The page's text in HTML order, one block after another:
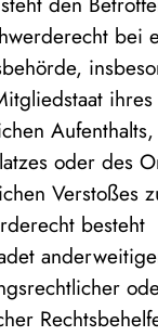
bei
ihres
oder des
Verstoßes
besteht